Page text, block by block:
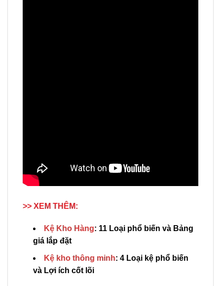
>> XEM THÊM:
Kệ Kho Hàng: 11 Loại phổ biến và Bảng
giá lắp đặt
Kệ kho thông minh: 4 Loại kệ phổ biến
và Lợi ích cốt lõi